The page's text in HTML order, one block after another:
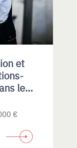
et
le
€